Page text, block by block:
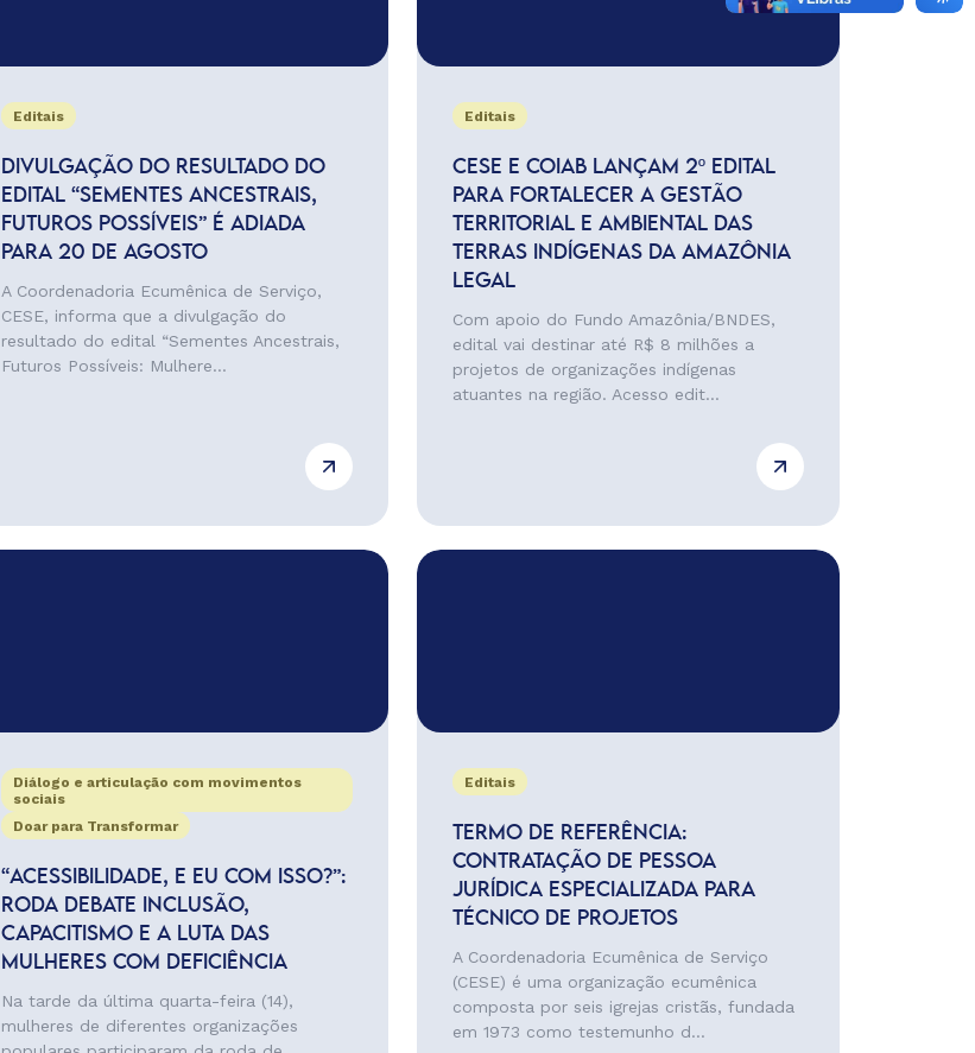
Editais
DIVULGAÇÃO DO RESULTADO DO
EDITAL “SEMENTES ANCESTRAIS,
FUTUROS POSSÍVEIS” É ADIADA
PARA 20 DE AGOSTO
A Coordenadoria Ecumênica de Serviço,
CESE, informa que a divulgação do
resultado do edital “Sementes Ancestrais,
Futuros Possíveis: Mulhere...
Editais
CESE E COIAB LANÇAM 2º EDITAL
PARA FORTALECER A GESTÃO
TERRITORIAL E AMBIENTAL DAS
TERRAS INDÍGENAS DA AMAZÔNIA
LEGAL
Com apoio do Fundo Amazônia/BNDES,
edital vai destinar até R$ 8 milhões a
projetos de organizações indígenas
atuantes na região. Acesso edit...
Diálogo e articulação com movimentos
sociais
Doar para Transformar
“ACESSIBILIDADE, E EU COM ISSO?”:
RODA DEBATE INCLUSÃO,
CAPACITISMO E A LUTA DAS
MULHERES COM DEFICIÊNCIA
Na tarde da última quarta-feira (14),
mulheres de diferentes organizações
Editais
TERMO DE REFERÊNCIA:
CONTRATAÇÃO DE PESSOA
JURÍDICA ESPECIALIZADA PARA
TÉCNICO DE PROJETOS
A Coordenadoria Ecumênica de Serviço
(CESE) é uma organização ecumênica
composta por seis igrejas cristãs, fundada
em 1973 como testemunho d...